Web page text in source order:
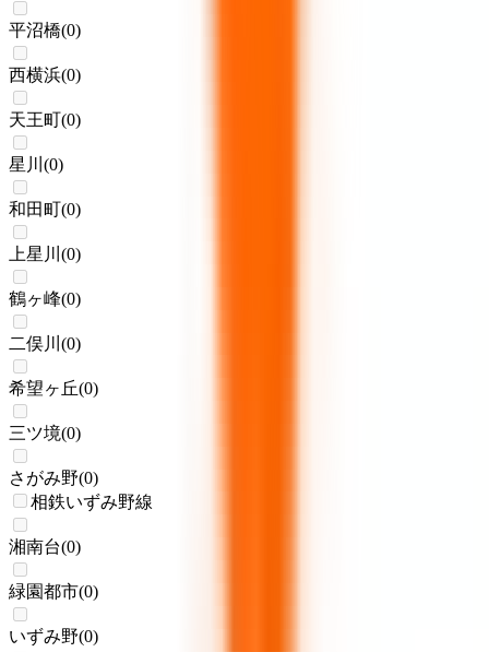
平沼橋(0)
西横浜(0)
天王町(0)
星川 (0)
和田町(0)
上星川 (0)
鶴ヶ峰(0)
二俣川 (0)
希望ヶ丘(0)
三ツ境(0)
さがみ野(0)
相鉄いずみ野線
湘南台(0)
緑園都市(0)
いずみ野(0)